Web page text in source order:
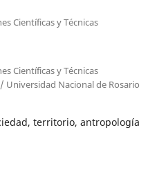
Científicas y Técnicas
Científicas y Técnicas
Universidad Nacional de Rosario
territorio, antropología